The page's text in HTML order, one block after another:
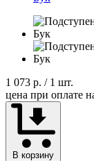
1 073 р. / 1 шт.
цена при оплате
В корзину